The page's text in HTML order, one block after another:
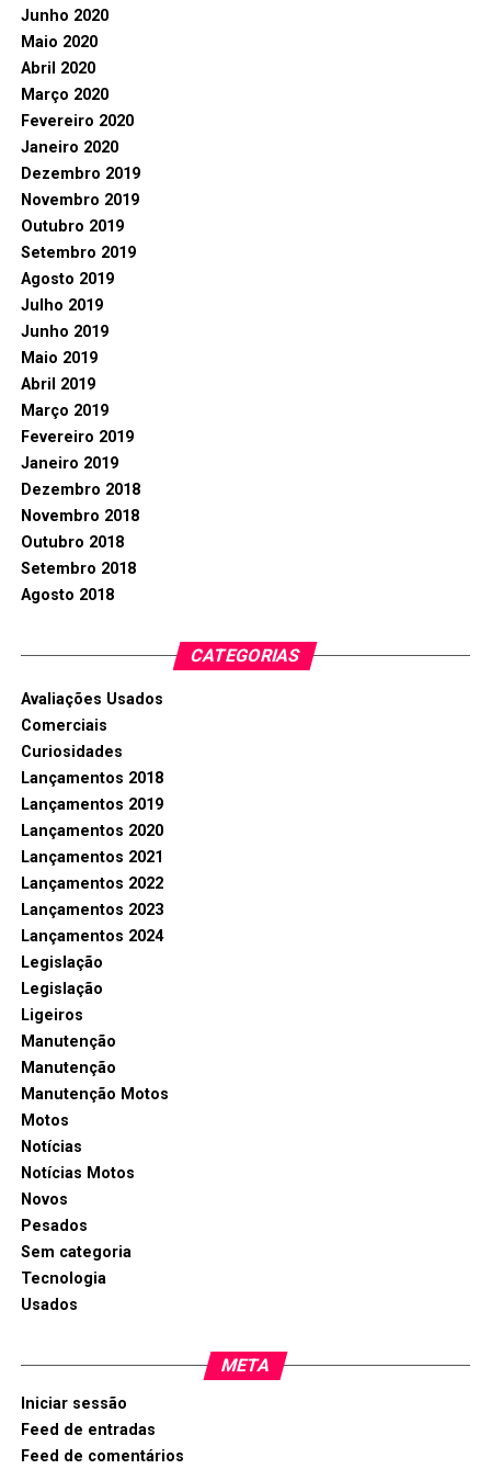
Junho 2020
Maio 2020
Abril 2020
Março 2020
Fevereiro 2020
Janeiro 2020
Dezembro 2019
Novembro 2019
Outubro 2019
Setembro 2019
Agosto 2019
Julho 2019
Junho 2019
Maio 2019
Abril 2019
Março 2019
Fevereiro 2019
Janeiro 2019
Dezembro 2018
Novembro 2018
Outubro 2018
Setembro 2018
Agosto 2018
CATEGORIAS
Avaliações Usados
Comerciais
Curiosidades
Lançamentos 2018
Lançamentos 2019
Lançamentos 2020
Lançamentos 2021
Lançamentos 2022
Lançamentos 2023
Lançamentos 2024
Legislação
Legislação
Ligeiros
Manutenção
Manutenção
Manutenção Motos
Motos
Notícias
Notícias Motos
Novos
Pesados
Sem categoria
Tecnologia
Usados
META
Iniciar sessão
Feed de entradas
Feed de comentários